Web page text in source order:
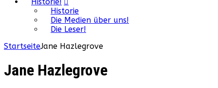
Historie
Die Medien über uns!
Die Leser!
StartseiteJane Hazlegrove
Jane Hazlegrove